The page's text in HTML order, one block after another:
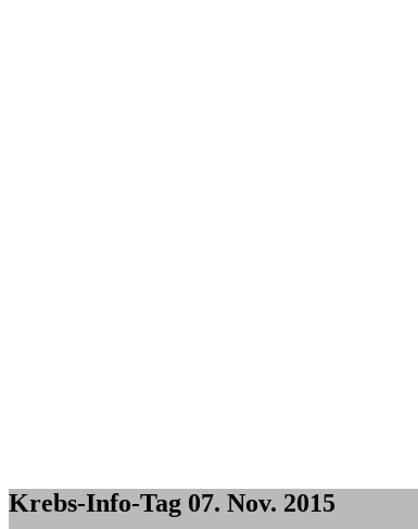
Krebs-Info-Tag 07. Nov. 2015